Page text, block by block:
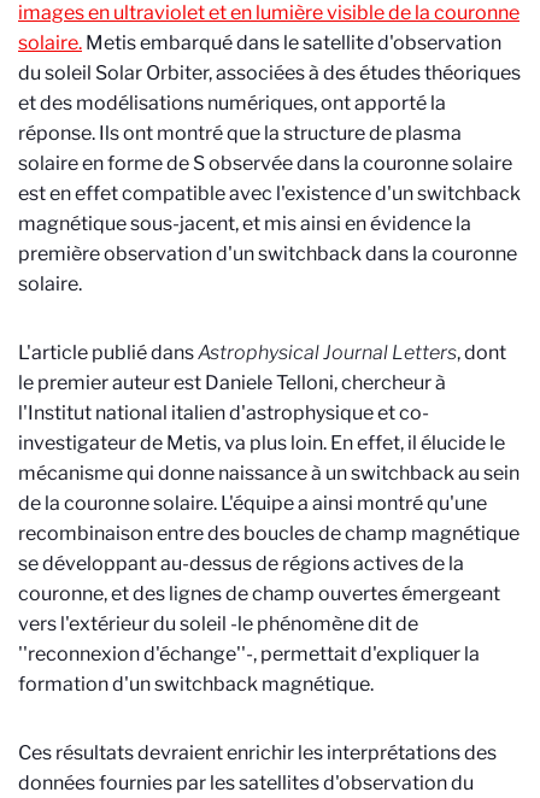
images en ultraviolet et en lumière visible de la couronne
solaire. Metis embarqué dans le satellite d'observation
du soleil Solar Orbiter, associées à des études théoriques
et des modélisations numériques, ont apporté la
réponse. Ils ont montré que la structure de plasma
solaire en forme de S observée dans la couronne solaire
est en effet compatible avec l'existence d'un switchback
magnétique sous-jacent, et mis ainsi en évidence la
première observation d'un switchback dans la couronne
solaire.
L'article publié dansAstrophysical Journal Letters, dont
le premier auteur est Daniele Telloni, chercheur à
l'Institut national italien d'astrophysique et co-
investigateur de Metis, va plus loin. En effet, il élucide le
mécanisme qui donne naissance à un switchback au sein
de la couronne solaire. L'équipe a ainsi montré qu'une
recombinaison entre des boucles de champ magnétique
se développant au-dessus de régions actives de la
couronne, et des lignes de champ ouvertes émergeant
vers l'extérieur du soleil -le phénomène dit de
''reconnexion d'échange''-, permettait d'expliquer la
formation d'un switchback magnétique.
Ces résultats devraient enrichir les interprétations des
données fournies par les satellites d'observation du